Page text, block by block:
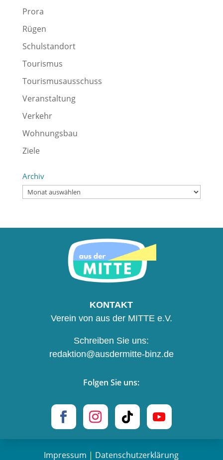
Prora
Rügen
Schulstandort
Tourismus
Tourismusausschuss
Veranstaltung
Verkehr
Wohnungsbau
Ziele
Archiv
Archiv
KONTAKT
Verein von aus der MITTE e.V.
Schreiben Sie uns:
redaktion@ausdermitte-binz.de
Folgen Sie uns:
Impres­sum | Daten­schutz­er­klä­rung